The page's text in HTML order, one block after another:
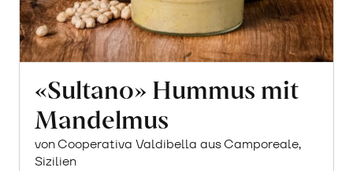
«Sultano» Hummus mit
Mandelmus
von Cooperativa Valdibella aus Camporeale,
Sizilien